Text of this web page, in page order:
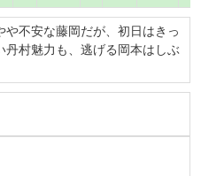
不安な藤岡だが、初日はきっ
村魅力も、逃げる岡本はしぶ